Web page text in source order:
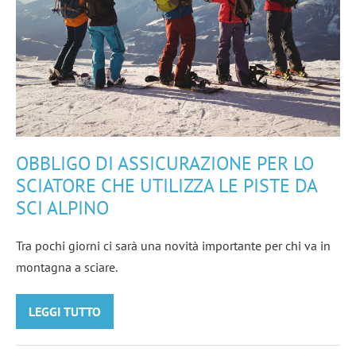
piste
da
sci
alpino
OBBLIGO DI ASSICURAZIONE PER LO
SCIATORE CHE UTILIZZA LE PISTE DA
SCI ALPINO
Tra pochi giorni ci sarà una novità importante per chi va in
montagna a sciare.
LEGGI TUTTO
OBBLIGO
DI
ASSICURAZIONE